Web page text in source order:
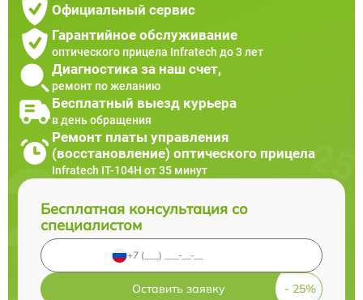
Официальный сервис
Гарантийное обслуживание
оптического прицела Infratech до 3 лет
Диагностика за наш счет,
ремонт по желанию
Бесплатный выезд курьера
в день обращения
Ремонт платы управления
(восстановление) оптического прицела
Infratech IT-104H от 35 минут
Бесплатная консультация со
специалистом
Оставить заявку